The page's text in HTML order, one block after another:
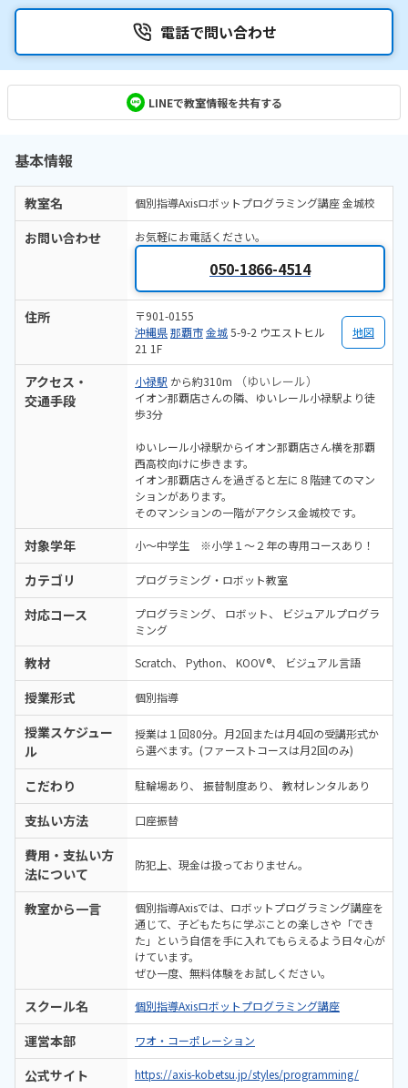
電話で問い合わせ
LINEで教室情報を共有する
基本情報
教室名 個別指導Axisロボットプログラミング講座 金城校
お問い合わせ お気軽にお電話ください。
050-1866-4514
住所
〒901-0155
沖縄県那覇市金城5-9-2 ウエストヒル
21 1F
地図
アクセス・
交通手段
小禄駅 から約310m （ゆいレール）
イオン那覇店さんの隣、ゆいレール小禄駅より徒
歩3分
ゆいレール小禄駅からイオン那覇店さん横を那覇
西高校向けに歩きます。
イオン那覇店さんを過ぎると左に８階建てのマン
ションがあります。
そのマンションの一階がアクシス金城校です。
対象学年 小～中学生 ※小学１～２年の専用コースあり！
カテゴリ プログラミング・ロボット教室
対応コース プログラミング ロボット
ビジュアルプログラ
ミング
教材 Scratch Python KOOV® ビジュアル言語
授業形式 個別指導
授業スケジュー
ル
授業は１回80分。月2回または月4回の受講形式か
ら選べます。(ファーストコースは月2回のみ)
こだわり 駐輪場あり 振替制度あり 教材レンタルあり
支払い方法 口座振替
費用・支払い方
法について
防犯上、現金は扱っておりません。
教室から一言
個別指導Axisでは、ロボットプログラミング講座を
通じて、子どもたちに学ぶことの楽しさや「でき
た」という自信を手に入れてもらえるよう日々心が
けています。
ぜひ一度、無料体験をお試しください。
スクール名 個別指導Axisロボットプログラミング講座
運営本部 ワオ・コーポレーション
公式サイト https://axis-kobetsu.jp/styles/programming/